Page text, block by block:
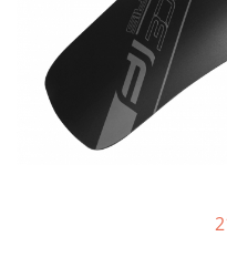
Chei si scule bicicleta
Portbagaj bicicleta
Antifurt bicicleta
Cosuri bicicleta